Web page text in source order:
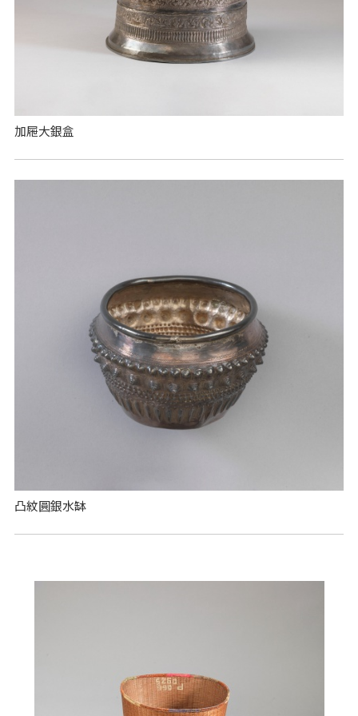
加屜大銀盒
凸紋圓銀水缽